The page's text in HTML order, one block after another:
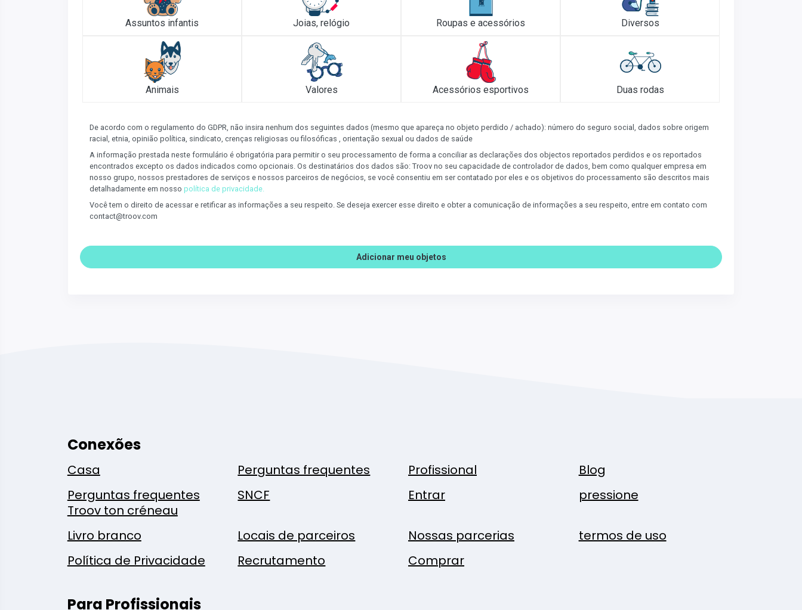
Assuntos infantis Joias, relógio Roupas e acessórios Diversos
Animais Valores Acessórios esportivos Duas rodas
De acordo com o regulamento do GDPR, não insira nenhum dos seguintes dados (mesmo que apareça no objeto perdido / achado): número do seguro social, dados sobre origem
racial, etnia, opinião política, sindicato, crenças religiosas ou filosóficas , orientação sexual ou dados de saúde
A informação prestada neste formulário é obrigatória para permitir o seu processamento de forma a conciliar as declarações dos objectos reportados perdidos e os reportados
encontrados excepto os dados indicados como opcionais. Os destinatários dos dados são: Troov no seu capacidade de controlador de dados, bem como qualquer empresa em
nosso grupo, nossos prestadores de serviços e nossos parceiros de negócios, se você consentiu em ser contatado por eles e os objetivos do processamento são descritos mais
detalhadamente em nosso política de privacidade.
Você tem o direito de acessar e retificar as informações a seu respeito. Se deseja exercer esse direito e obter a comunicação de informações a seu respeito, entre em contato com
contact@troov.com
Adicionar meu objetos
Conexões
Casa Perguntas frequentes Profissional
Blog
Perguntas frequentes
Troov ton créneau
SNCF Entrar pressione
Livro branco Locais de parceiros Nossas parcerias
termos de uso
Política de Privacidade
Recrutamento Comprar
Para Profissionais